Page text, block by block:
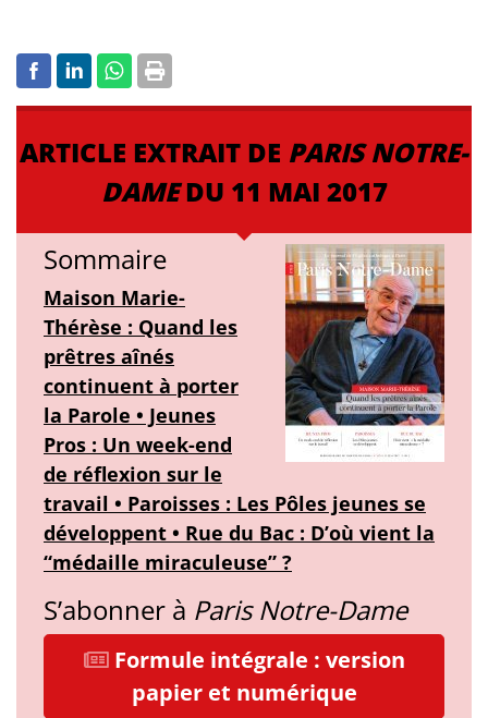
ARTICLE EXTRAIT DE PARIS NOTRE-
DAMEDU 11 MAI 2017
Sommaire
Maison Marie-
Thérèse : Quand les
prêtres aînés
continuent à porter
la Parole • Jeunes
Pros : Un week-end
de réflexion sur le
travail • Paroisses : Les Pôles jeunes se
développent • Rue du Bac : D’où vient la
“médaille miraculeuse” ?
S’abonner à Paris Notre-Dame
Formule intégrale : version
papier et numérique